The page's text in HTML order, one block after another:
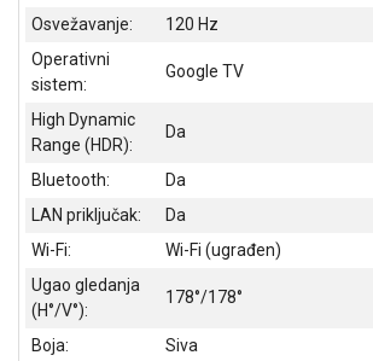
NADZOR I
SIGURNOSNA
OPREMA
SOFTWARE
KABLOVI I
ADAPTERI
KANCELARIJSKI
MATERIJAL
SVE
Osvežavanje:
120 Hz
Operativni
sistem:
Google TV
High Dynamic
Range (HDR):
Da
Bluetooth:
Da
LAN priključak:
Da
Wi-Fi:
Wi-Fi (ugrađen)
Ugao gledanja
(H°/V°):
178°/178°
Boja:
Siva